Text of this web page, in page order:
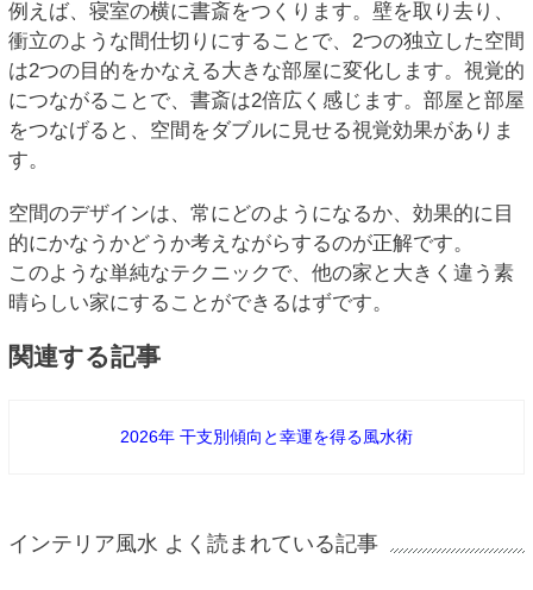
例えば、寝室の横に書斎をつくります。壁を取り去り、
衝立のような間仕切りにすることで、2つの独立した空間
は2つの目的をかなえる大きな部屋に変化します。視覚的
につながることで、書斎は2倍広く感じます。部屋と部屋
をつなげると、空間をダブルに見せる視覚効果がありま
す。
空間のデザインは、常にどのようになるか、効果的に目
的にかなうかどうか考えながらするのが正解です。
このような単純なテクニックで、他の家と大きく違う素
晴らしい家にすることができるはずです。
関連する記事
2026年 干支別傾向と幸運を得る風水術
インテリア風水 よく読まれている記事